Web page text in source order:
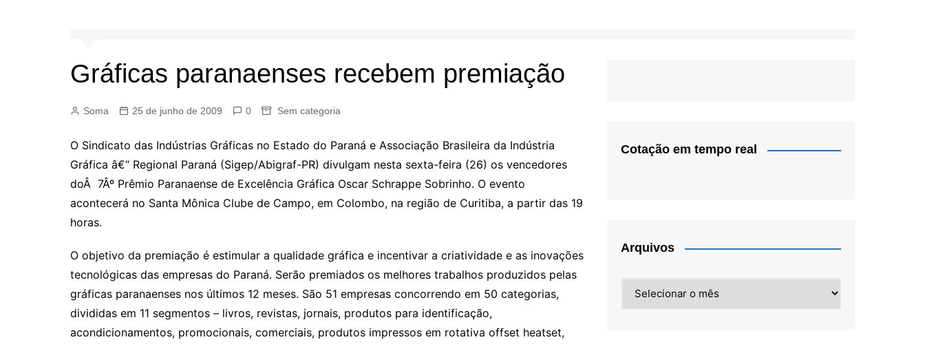
Gráficas paranaenses recebem premiação
Soma 25 de junho de 2009 0 Sem categoria
O Sindicato das Indústrias Gráficas no Estado do Paraná e Associação Brasileira da Indústria
Gráfica â€“ Regional Paraná (Sigep/Abigraf-PR) divulgam nesta sexta-feira (26) os vencedores
doÂ 7Âº Prêmio Paranaense de Excelência Gráfica Oscar Schrappe Sobrinho. O evento
acontecerá no Santa Mônica Clube de Campo, em Colombo, na região de Curitiba, a partir das 19
horas.
O objetivo da premiação é estimular a qualidade gráfica e incentivar a criatividade e as inovações
tecnológicas das empresas do Paraná. Serão premiados os melhores trabalhos produzidos pelas
gráficas paranaenses nos últimos 12 meses. São 51 empresas concorrendo em 50 categorias,
divididas em 11 segmentos – livros, revistas, jornais, produtos para identificação,
acondicionamentos, promocionais, comerciais, produtos impressos em rotativa offset heatset,
Cotação em tempo real
Arquivos